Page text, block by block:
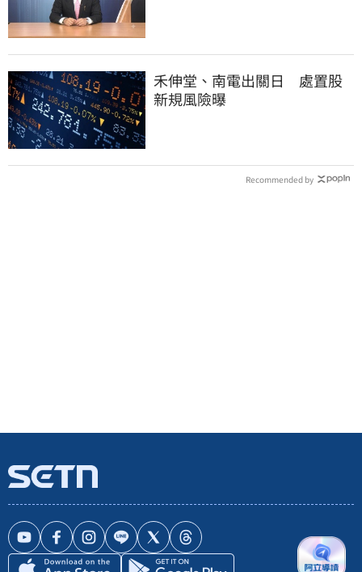
禾伸堂、南電出關日 處置股
新規風險曝
Recommended by